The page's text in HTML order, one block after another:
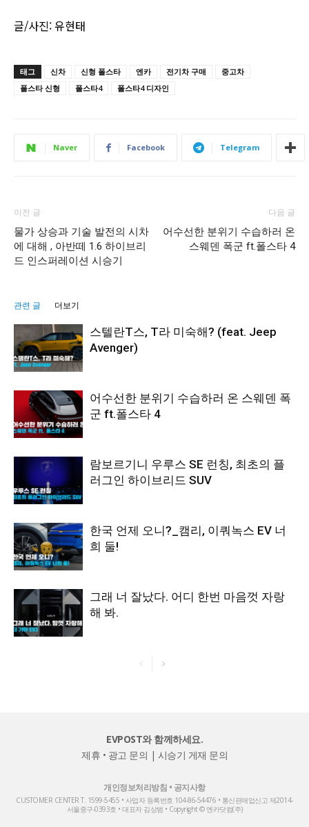
글/사진: 유현태
태그 신차 신형 폴스타 엔카 전기차 구매
중고차
폴스타 신형
폴스타4 폴스타4 디자인
Naver Facebook Telegram
이전 글
물가 상승과 기술 발전의 시차
에 대해 , 아반떼 1.6 하이브리
드 인스퍼레이션 시승기
다음 글
어수선한 분위기 수습하러 온
스웨덴 폭군 ft.폴스타 4
관련 글 더보기
스텔란T스, T라 미숙해? (feat. Jeep
Avenger)
어수선한 분위기 수습하러 온 스웨덴 폭
군 ft.폴스타 4
람보르기니 우루스 SE 런칭, 최초의 플
러그인 하이브리드 SUV
한국 언제 오니?_캠리, 이쿼녹스 EV 너
희 둘!
그래 너 잘났다. 어디 한번 마음껏 자랑
해 봐.
EVPOST와 함께하세요.
제휴 • 광고 문의 | 시승기 게재 문의
개인정보처리방침 • 공지사항
CUSTOMER CENTER T. 1599-5455 • 사업자 등록번호 104-86-54476 • 통신판매업신고 제2014-
서울중구-0393호 • 대표자 김상범 • Copyright © 엔카닷컴(주)